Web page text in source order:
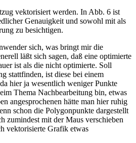
vektorisiert werden. In Abb. 6 ist
Genauigkeit und sowohl mit als
zu besichtigen.
sich, was bringt mir die
läßt sich sagen, daß eine optimierte
ist als die nicht optimierte. Soll
stattfinden, ist diese bei einem
hier ja wesentlich weniger Punkte
Thema Nachbearbeitung bin, etwas
angesprochenen hätte man hier ruhig
schon die Polygonpunkte dargestellt
zumindest mit der Maus verschieben
vektorisierte Grafik etwas